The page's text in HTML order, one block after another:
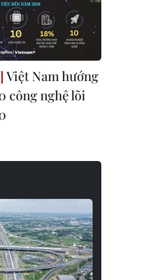
Việt Nam hướng
công nghệ lõi